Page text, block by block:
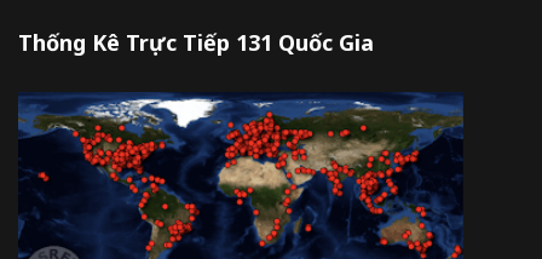
Thống Kê Trực Tiếp 131 Quốc Gia